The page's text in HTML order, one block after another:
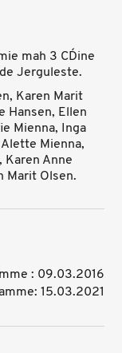
mah 3 CD´ine
Jerguleste.
Karen Marit
Hansen, Ellen
Mienna, Inga
Mienna,
Anne
Marit Olsen.
: 09.03.2016
15.03.2021